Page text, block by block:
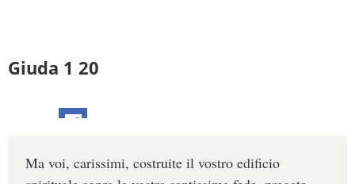
Giuda 1 20
Ma voi, carissimi, costruite il vostro edificio